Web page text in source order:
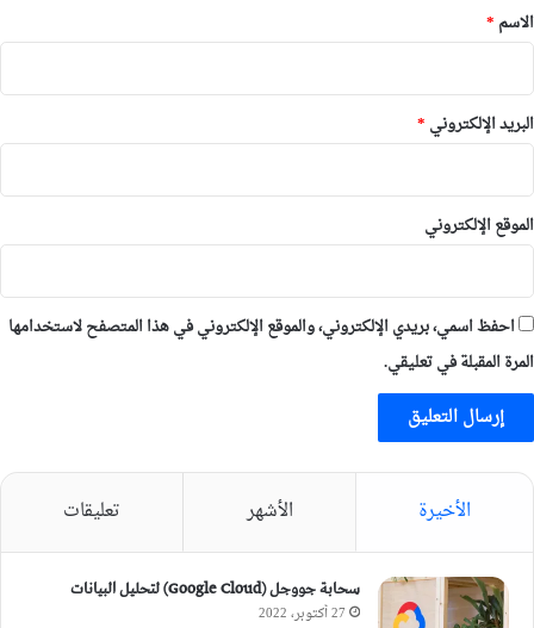
*
الاسم *
البريد الإلكتروني *
الموقع الإلكتروني
احفظ اسمي، بريدي الإلكتروني، والموقع الإلكتروني في هذا المتصفح لاستخدامها
المرة المقبلة في تعليقي.
الأخيرة الأشهر تعليقات
سحابة جووجل (Google Cloud) لتحليل البيانات
27 أكتوبر، 2022